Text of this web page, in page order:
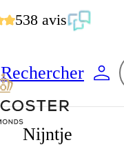
538 avis
Rechercher
Nijntje